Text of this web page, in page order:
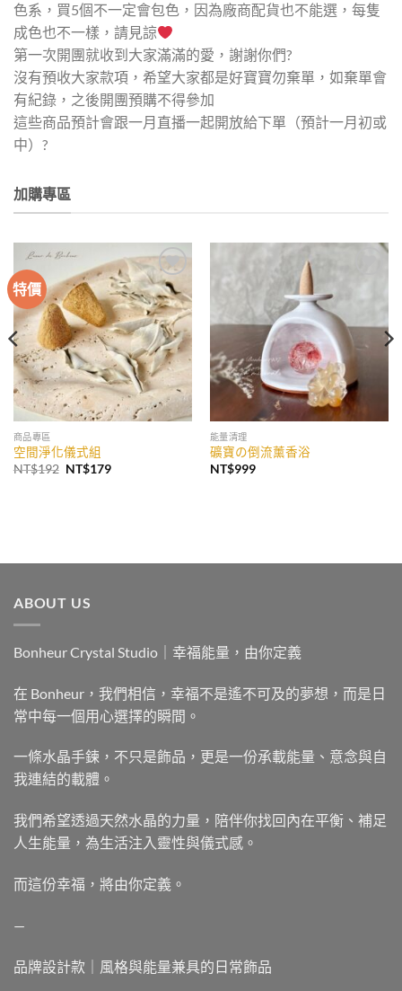
色系，買5個不一定會包色，因為廠商配貨也不能選，每隻
成色也不一樣，請見諒
第一次開團就收到大家滿滿的愛，謝謝你們?
沒有預收大家款項，希望大家都是好寶寶勿棄單，如棄單會
有紀錄，之後開團預購不得參加
這些商品預計會跟一月直播一起開放給下單（預計一月初或
中）?
加購專區
特價
加入
收藏
商品專區
空間淨化儀式組
NT$192 原
NT$179目
收藏
能量清理
礦寶の倒流薰香浴
NT$999
ABOUT US
Bonheur Crystal Studio｜幸福能量，由你定義
在 Bonheur，我們相信，幸福不是遙不可及的夢想，而是日
常中每一個用心選擇的瞬間。
一條水晶手鍊，不只是飾品，更是一份承載能量、意念與自
我連結的載體。
我們希望透過天然水晶的力量，陪伴你找回內在平衡、補足
人生能量，為生活注入靈性與儀式感。
而這份幸福，將由你定義。
—
品牌設計款｜風格與能量兼具的日常飾品